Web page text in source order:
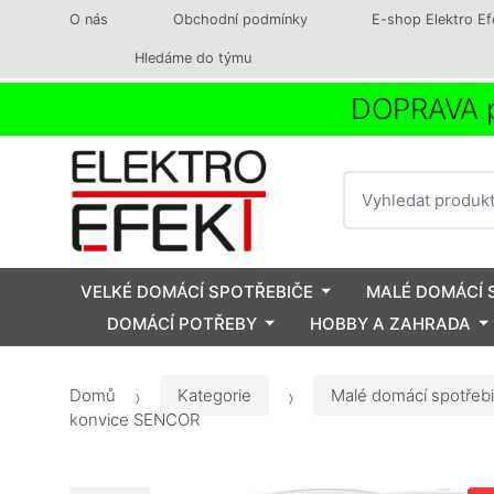
O nás Obchodní podmínky E-shop Elektro
Hledáme do týmu
VELKÉ DOMÁCÍ SPOTŘEBIČE
MALÉ DOMÁCÍ
DOMÁCÍ POTŘEBY
HOBBY A ZAHRADA
Domů Kategorie
Malé domácí
konvice SENCOR